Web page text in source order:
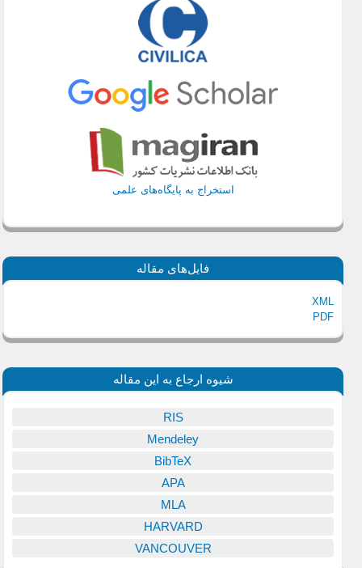
استخراج به پایگاه‌های علمی
فایل‌های مقاله
XML
PDF
شیوه ارجاع به این مقاله
RIS
Mendeley
BibTeX
APA
MLA
HARVARD
VANCOUVER